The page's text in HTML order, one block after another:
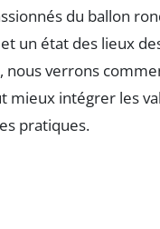
du ballon
un état des lieux
nous verrons
mieux intégrer les
pratiques.